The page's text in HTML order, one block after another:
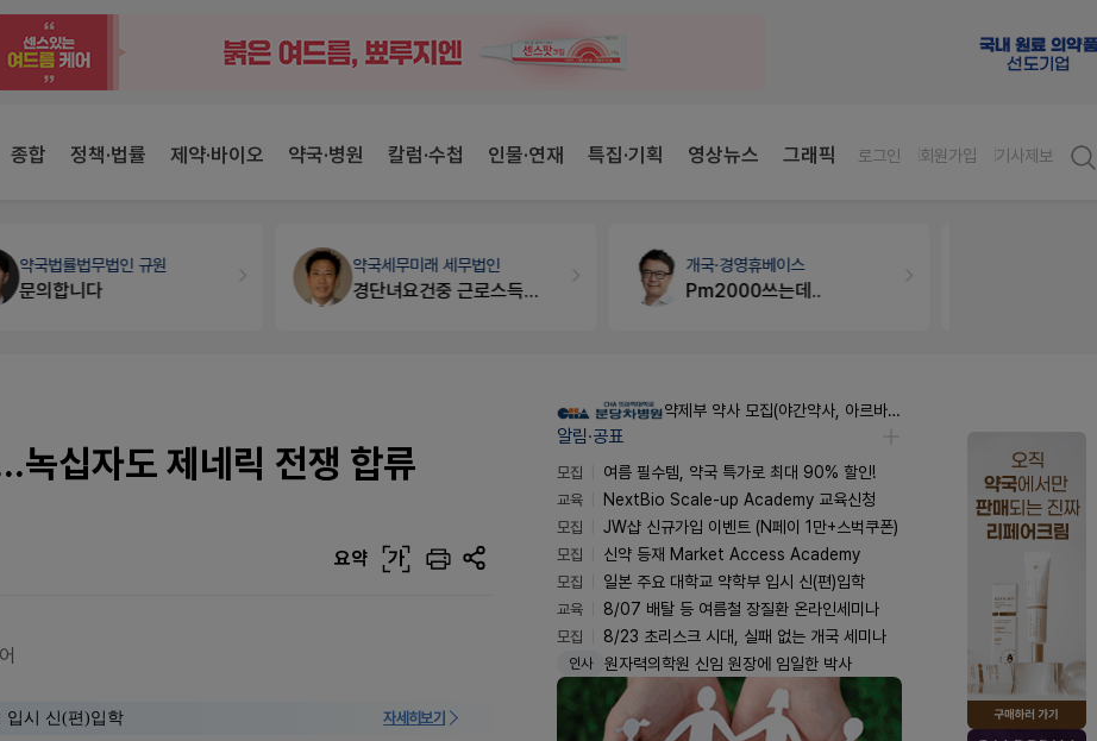
종합 정책·법률 제약·바이오 약국·병원 칼럼·수첩 인물·연재 특집·기획 영상뉴스 그래픽 로그인 회원가입 기사제보
약국법률법무법인 규원
문의합니다
약국세무미래 세무법인
경단녀요건중 근로스득원천징수액
개국·경영휴베이스
Pm2000쓰는데..
녹십자도 제네릭 전쟁 합류
요약 가
입시 신(편)입학 자세히보기
약제부 약사 모집(야간약사, 아르바이트약사)
알림·공표
모집
여름 필수템, 약국 특가로 최대 90% 할인!
교육
NextBio Scale-up Academy 교육신청
모집
JW샵 신규가입 이벤트 (N페이 1만+스벅쿠폰)
모집
신약 등재 Market Access Academy
모집
일본 주요 대학교 약학부 입시 신(편)입학
교육
8/07 배탈 등 여름철 장질환 온라인세미나
모집
8/23 초리스크 시대, 실패 없는 개국 세미나
인사 원자력의학원 신임 원장에 임일한 박사